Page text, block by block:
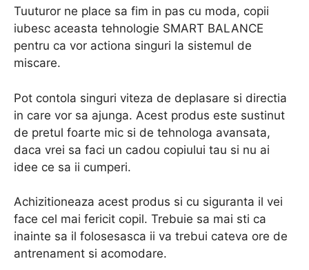
Tuuturor ne place sa fim in pas cu moda, copii
iubesc aceasta tehnologie SMART BALANCE
pentru ca vor actiona singuri la sistemul de
miscare.
Pot contola singuri viteza de deplasare si directia
in care vor sa ajunga. Acest produs este sustinut
de pretul foarte mic si de tehnologa avansata,
daca vrei sa faci un cadou copiului tau si nu ai
idee ce sa ii cumperi.
Achizitioneaza acest produs si cu siguranta il vei
face cel mai fericit copil. Trebuie sa mai sti ca
inainte sa il folosesasca ii va trebui cateva ore de
antrenament si acomodare.